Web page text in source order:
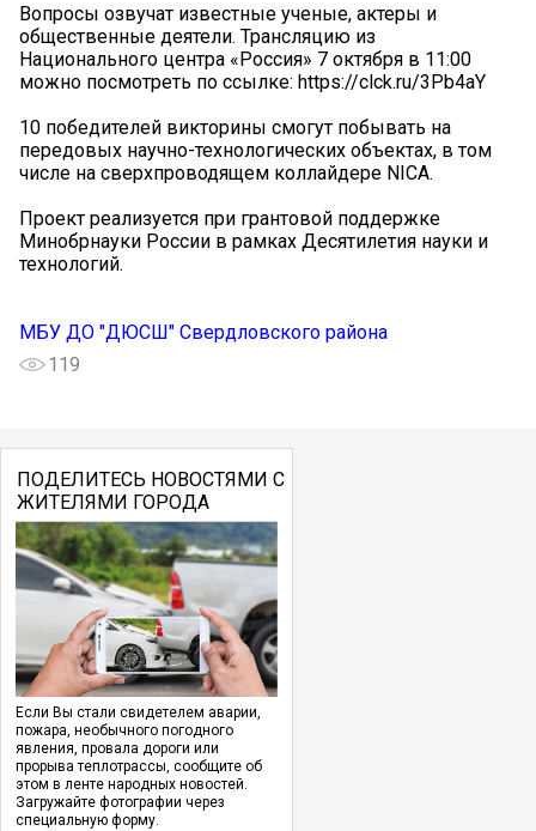
Вопросы озвучат известные ученые, актеры и
общественные деятели. Трансляцию из
Национального центра «Россия» 7 октября в 11:00
можно посмотреть по ссылке: https://clck.ru/3Pb4aY
10 победителей викторины смогут побывать на
передовых научно-технологических объектах, в том
числе на сверхпроводящем коллайдере NICA.
Проект реализуется при грантовой поддержке
Минобрнауки России в рамках Десятилетия науки и
технологий.
МБУ ДО "ДЮСШ" Свердловского района
119
ПОДЕЛИТЕСЬ НОВОСТЯМИ С
ЖИТЕЛЯМИ ГОРОДА
Если Вы стали свидетелем аварии,
пожара, необычного погодного
явления, провала дороги или
прорыва теплотрассы, сообщите об
этом в ленте народных новостей.
Загружайте фотографии через
специальную форму.